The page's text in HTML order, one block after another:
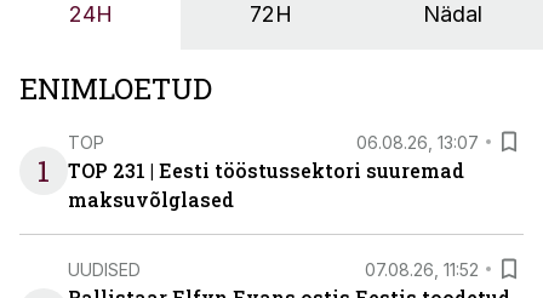
OÜ tegevjuht Sander Mitendorf.
24H 72H Nädal
ENIMLOETUD
1
TOP 06.08.26, 13:07
TOP 231 | Eesti tööstussektori suuremad
maksuvõlglased
UUDISED 07.08.26, 11:52